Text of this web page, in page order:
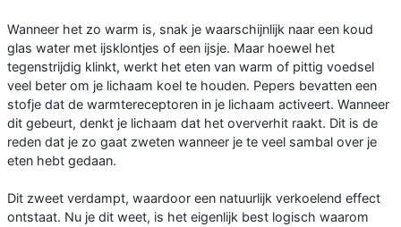
Wanneer het zo warm is, snak je waarschijnlijk naar een koud
glas water met ijsklontjes of een ijsje. Maar hoewel het
tegenstrijdig klinkt, werkt het eten van warm of pittig voedsel
veel beter om je lichaam koel te houden. Pepers bevatten een
stofje dat de warmtereceptoren in je lichaam activeert. Wanneer
dit gebeurt, denkt je lichaam dat het oververhit raakt. Dit is de
reden dat je zo gaat zweten wanneer je te veel sambal over je
eten hebt gedaan.
Dit zweet verdampt, waardoor een natuurlijk verkoelend effect
ontstaat. Nu je dit weet, is het eigenlijk best logisch waarom